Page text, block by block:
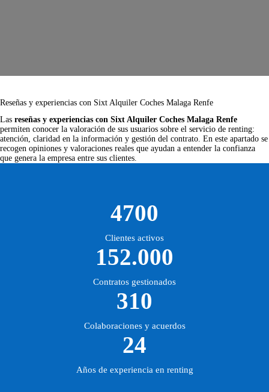
Reseñas y experiencias con Sixt Alquiler Coches Malaga Renfe
Las reseñas y experiencias con Sixt Alquiler Coches Malaga Renfe
permiten conocer la valoración de sus usuarios sobre el servicio de renting:
atención, claridad en la información y gestión del contrato. En este apartado se
recogen opiniones y valoraciones reales que ayudan a entender la confianza
que genera la empresa entre sus clientes.
4700
Clientes activos
152.000
Contratos gestionados
310
Colaboraciones y acuerdos
24
Años de experiencia en renting